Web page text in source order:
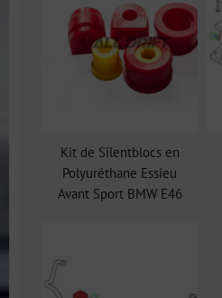
Kit de Silentblocs en
Polyuréthane Essieu
Avant Sport BMW E46